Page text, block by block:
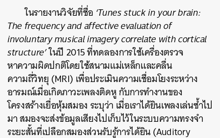
ในรายงานวิจัยที่ชื่อ ‘Tunes stuck in your brain:
The frequency and affective evaluation of
involuntary musical imagery correlate with cortical
structure’ในปี 2015 ที่ทดลองการใช้เครื่องตรวจ
หาความผิดปกติโดยใช้สนามแม่เหล็กและคลื่น
ความถี่วิทยุ (MRI) เพื่อประเมินความเชื่อมโยงระหว่าง
อารมณ์เมื่อเกิดภาวะเพลงติดหู กับการทำงานของ
โครงสร้างเยื่อหุ้มสมอง ระบุว่า เมื่อเราได้ยินเพลงเล่นซ้ำไป
มา สมองจะส่งข้อมูลเสียงไปเก็บไว้ในระบบความทรงจำ
ระยะสั้นที่เปลือกสมองส่วนรับรู้การได้ยิน (Auditory